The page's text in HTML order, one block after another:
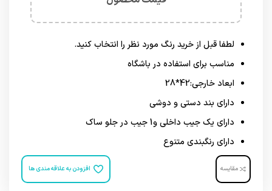
لطفا قبل از خرید رنگ مورد نظر را انتخاب کنید.
مناسب برای استفاده در باشگاه
ابعاد خارجی:42*28
دارای بند دستی و دوشی
دارای یک جیب داخلی و1 جیب در جلو ساک
دارای رنگبندی متنوع
مقایسه افزودن به علاقه مندی ها